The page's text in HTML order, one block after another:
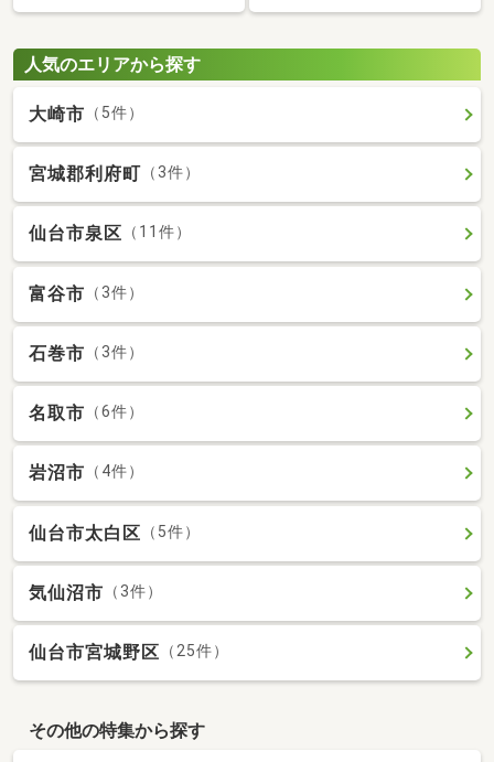
人気のエリアから探す
大崎市 （5件）
宮城郡利府町 （3件）
仙台市泉区 （11件）
富谷市 （3件）
石巻市 （3件）
名取市 （6件）
岩沼市 （4件）
仙台市太白区 （5件）
気仙沼市 （3件）
仙台市宮城野区 （25件）
その他の特集から探す